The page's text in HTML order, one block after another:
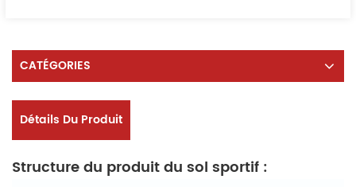
CATÉGORIES
Détails Du Produit
Structure du produit du sol sportif :